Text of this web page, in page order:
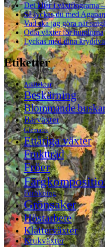
Det kliar i växtfingrarna
Så lyckas du med
Vad ska jag göra när
Odla växter för humlorna
Lyckas med dina
Etiketter
Arkitektur
Beskärning
Blommande
Bärväxter
Clematis
Ettåriga växter
Fruktträd
Fröer
Förökning
Grönsaker
Höstarbete
Klätterväxter
Krukväxter